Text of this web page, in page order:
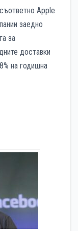
Apple
заедно
за
доставки
на годишна